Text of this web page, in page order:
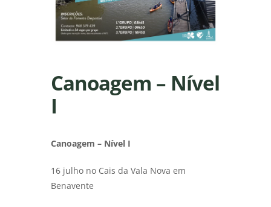
Canoagem – Nível
I
Canoagem – Nível I
16 julho no Cais da Vala Nova em
Benavente